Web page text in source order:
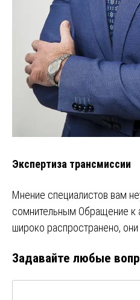
Экспертиза трансмиссии
Мнение специалистов вам
сомнительным Обращение к
широко распространено, они
Задавайте любые